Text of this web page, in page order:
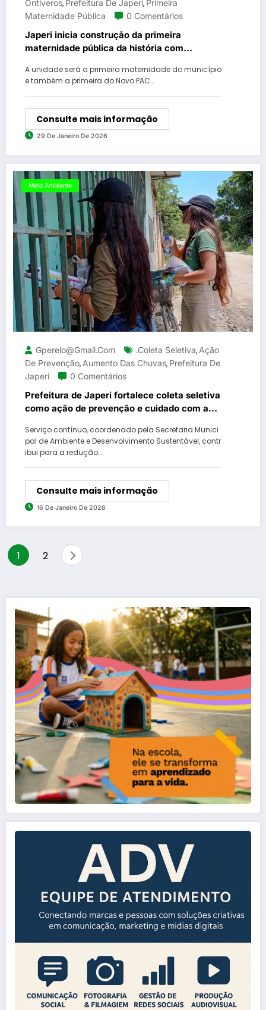
Ontiveros, Prefeitura De Japeri, Primeira
Maternidade Pública
0 Comentários
Japeri inicia construção da primeira
maternidade pública da história com
A unidade será a primeira maternidade do município
e também a primeira do Novo PAC…
Consulte mais informação
29 De Janeiro De 2026
Meio Ambiente
Gperelo@gmail.com .coleta Seletiva, Ação
De Prevenção, Aumento Das Chuvas, Prefeitura De
Japeri
0 Comentários
Prefeitura de Japeri fortalece coleta seletiva
como ação de prevenção e cuidado com a
Serviço contínuo, coordenado pela Secretaria Munici
pal de Ambiente e Desenvolvimento Sustentável, contr
ibui para a redução…
Consulte mais informação
16 De Janeiro De 2026
Paginação
1 2